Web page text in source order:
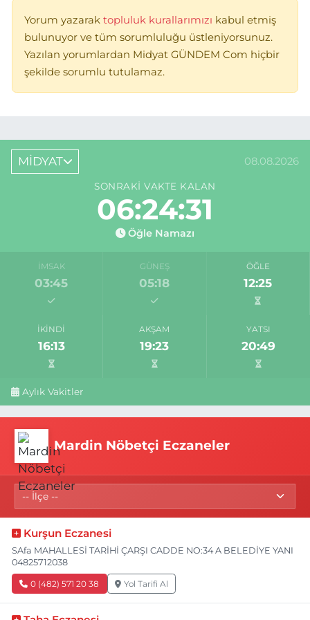
Yorum yazarak topluluk kurallarımızı kabul etmiş
bulunuyor ve tüm sorumluluğu üstleniyorsunuz.
Yazılan yorumlardan Midyat GÜNDEM Com hiçbir
şekilde sorumlu tutulamaz.
MİDYAT 08.08.2026
SONRAKI VAKTE KALAN
06:24:31
Öğle Namazı
İMSAK
03:45
GÜNEŞ
05:18
ÖĞLE
12:25
İKINDI
16:13
AKŞAM
19:23
YATSI
20:49
Aylık Vakitler
Mardin Nöbetçi Eczaneler
Kurşun Eczanesi
SAfa MAHALLESİ TARİHİ ÇARŞI CADDE NO:34 A BELEDİYE YANI
04825712038
0 (482) 571 20 38 Yol Tarifi Al